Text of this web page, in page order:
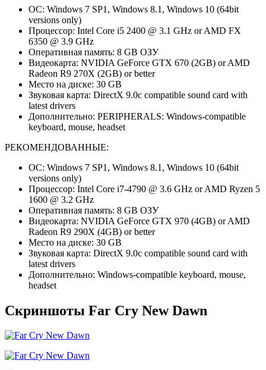
ОС: Windows 7 SP1, Windows 8.1, Windows 10 (64bit
versions only)
Процессор: Intel Core i5 2400 @ 3.1 GHz or AMD FX
6350 @ 3.9 GHz
Оперативная память: 8 GB ОЗУ
Видеокарта: NVIDIA GeForce GTX 670 (2GB) or AMD
Radeon R9 270X (2GB) or better
Место на диске: 30 GB
Звуковая карта: DirectX 9.0c compatible sound card with
latest drivers
Дополнительно: PERIPHERALS: Windows-compatible
keyboard, mouse, headset
РЕКОМЕНДОВАННЫЕ:
ОС: Windows 7 SP1, Windows 8.1, Windows 10 (64bit
versions only)
Процессор: Intel Core i7-4790 @ 3.6 GHz or AMD Ryzen 5
1600 @ 3.2 GHz
Оперативная память: 8 GB ОЗУ
Видеокарта: NVIDIA GeForce GTX 970 (4GB) or AMD
Radeon R9 290X (4GB) or better
Место на диске: 30 GB
Звуковая карта: DirectX 9.0c compatible sound card with
latest drivers
Дополнительно: Windows-compatible keyboard, mouse,
headset
Скриншоты Far Cry New Dawn